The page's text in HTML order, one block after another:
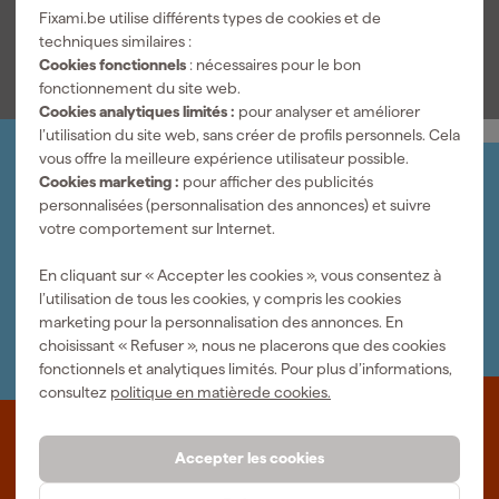
Fixami.be utilise différents types de cookies et de
techniques similaires :
Cookies fonctionnels : nécessaires pour le bon
fonctionnement du site web.
Cookies analytiques limités : pour analyser et améliorer
l’utilisation du site web, sans créer de profils personnels. Cela
vous offre la meilleure expérience utilisateur possible.
Cookies marketing : pour afficher des publicités
personnalisées (personnalisation des annonces) et suivre
votre comportement sur Internet.
En cliquant sur « Accepter les cookies », vous consentez à
l’utilisation de tous les cookies, y compris les cookies
marketing pour la personnalisation des annonces. En
choisissant « Refuser », nous ne placerons que des cookies
fonctionnels et analytiques limités. Pour plus d’informations,
consultez politique en matièrede cookies.
Accepter les cookies
outils reste stable pendant l’utilisation. Ce chariot d’atelier à tiroirs
offre un espace de rangement maximal et permet de travailler
efficacement à chaque tâche.
Voir toutes les caractéristiques
Organisez-le vous-même
Connectez-vous et gérez vos commandes et vos
factures.
Abonnez-vous à la newsletter hebdomadaire
Nous sommes heureux de vous aider
Nous nous ferons un plaisir de vous aider. Contactez l'un
de nos spécialistes.
Que représente Fixami?
Des outils professionnels et des conseils personnalisés : nous